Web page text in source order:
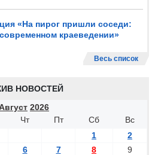
«На пирог пришли соседи:
краеведении»
Весь список
НОВОСТЕЙ
2026
Чт Пт Сб
Вс
1
2
6 7 8
9